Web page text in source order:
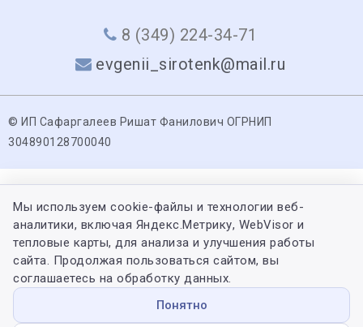
8 (349) 224-34-71
evgenii_sirotenk@mail.ru
© ИП Сафаргалеев Ришат Фанилович ОГРНИП
304890128700040
Мы используем cookie-файлы и технологии веб-
аналитики, включая Яндекс.Метрику, WebVisor и
тепловые карты, для анализа и улучшения работы
сайта. Продолжая пользоваться сайтом, вы
соглашаетесь на обработку данных.
Понятно